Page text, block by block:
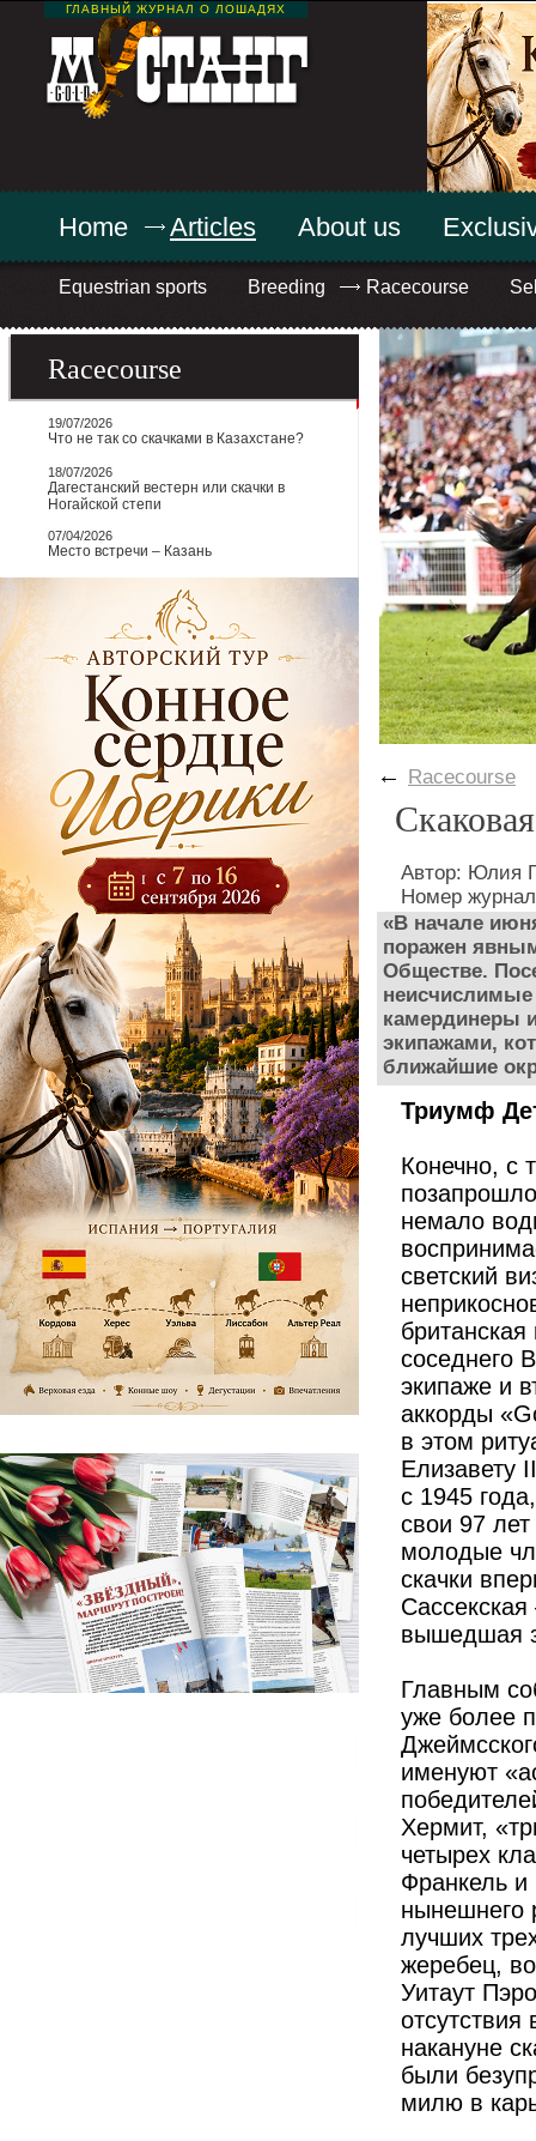
ГЛАВНЫЙ ЖУРНАЛ О ЛОШАДЯХ
Home Articles
Equestrian sports Breeding Racecourse
About us
Racecourse
19/07/2026
Что не так со скачками в Казахстане?
18/07/2026
Дагестанский вестерн или скачки в
Ногайской степи
07/04/2026
Место встречи – Казань
← Racecourse
Автор: Юлия
Номер
«В начале
поражен
Обществе.
неисчислимые
камердинеры
экипажами,
ближайшие
Триумф
Конечно, с
немало
светский
соседнего
экипаже и
аккорды
в этом
Елизавету
с 1945
свои 97
молодые
скачки
вышедшая
Главным
уже более
именуют
Хермит,
четырех
Франкель и
нынешнего
лучших
жеребец,
Уитаут
накануне
были
милю в